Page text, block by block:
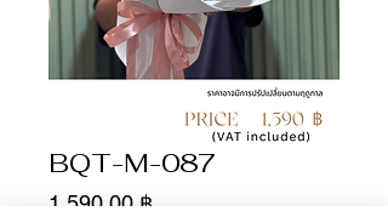
BQT-M-087
1 590,00 ฿Цена